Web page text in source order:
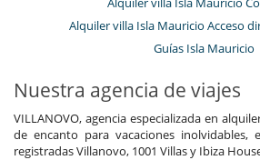
Alquiler villa Isla Mauricio Acceso
Guías Isla Mauricio
Nuestra agencia de viajes
VILLANOVO, agencia especializada en
de encanto para vacaciones inolvidables,
registradas Villanovo, 1001 Villas y Ibiza